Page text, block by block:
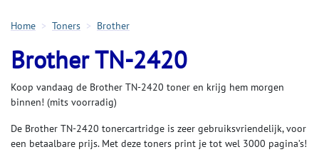
Home Toners Brother
Brother TN-2420
Koop vandaag de Brother TN-2420 toner en krijg hem morgen
binnen! (mits voorradig)
De Brother TN-2420 tonercartridge is zeer gebruiksvriendelijk, voor
een betaalbare prijs. Met deze toners print je tot wel 3000 pagina’s!